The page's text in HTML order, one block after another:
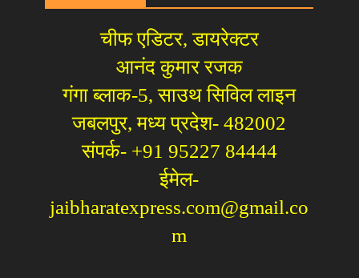
चीफ एडिटर, डायरेक्टर
आनंद कुमार रजक
गंगा ब्लाक-5, साउथ सिविल लाइन
जबलपुर, मध्य प्रदेश- 482002
संपर्क- +91 95227 84444
ईमेल-
jaibharatexpress.com@gmail.co
m